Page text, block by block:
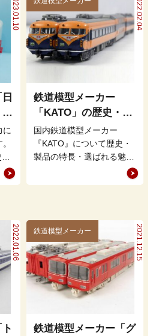
2023.01.10
に
夢
る
2022.02.04
鉄道模型メーカー
「KATO」の歴史・特
徴・魅力を徹底解説
国内鉄道模型メーカー
『KATO』について歴史・
製品の特長・選ばれる魅力
について解説をさせて頂き
ます。 よく聞かれる質問
2022.01.06 2021.12.15
鉄道模型メーカー
鉄道模型メーカー「グ